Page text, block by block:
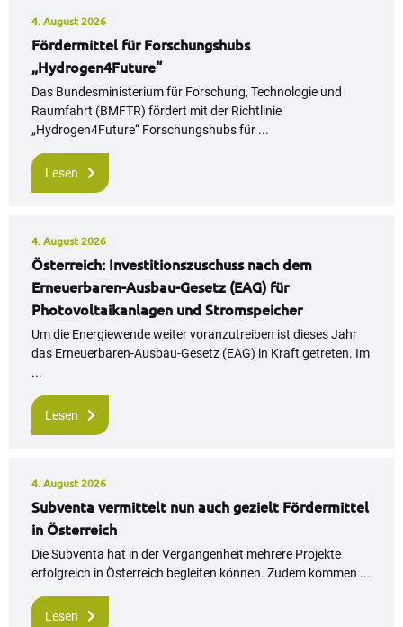
4. August 2026
Fördermittel für Forschungshubs
„Hydrogen4Future“
Das Bundesministerium für Forschung, Technologie und
Raumfahrt (BMFTR) fördert mit der Richtlinie
„Hydrogen4Future“ Forschungshubs für ...
Lesen
4. August 2026
Österreich: Investitionszuschuss nach dem
Erneuerbaren-Ausbau-Gesetz (EAG) für
Photovoltaikanlagen und Stromspeicher
Um die Energiewende weiter voranzutreiben ist dieses Jahr
das Erneuerbaren-Ausbau-Gesetz (EAG) in Kraft getreten. Im
...
Lesen
4. August 2026
Subventa vermittelt nun auch gezielt Fördermittel
in Österreich
Die Subventa hat in der Vergangenheit mehrere Projekte
erfolgreich in Österreich begleiten können. Zudem kommen ...
Lesen